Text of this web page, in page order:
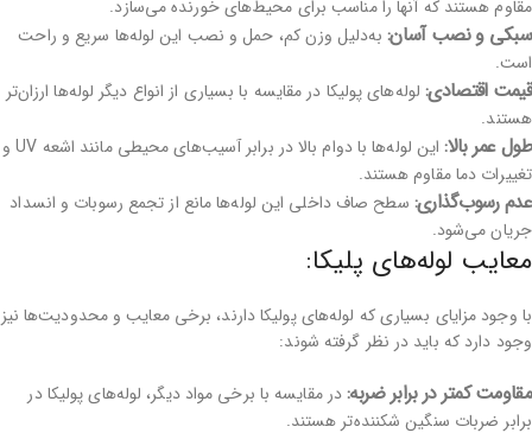
مقاوم هستند که آنها را مناسب برای محیط‌های خورنده می‌سازد.
سبکی و نصب آسان:به‌دلیل وزن کم، حمل و نصب این لوله‌ها سریع و راحت
است.
قیمت اقتصادی:لوله‌های پولیکا در مقایسه با بسیاری از انواع دیگر لوله‌ها ارزان‌تر
هستند.
طول عمر بالا:
این لوله‌ها با دوام بالا در برابر آسیب‌های محیطی مانند اشعه UV و
تغییرات دما مقاوم هستند.
عدم رسوب‌گذاری: سطح صاف داخلی این لوله‌ها مانع از تجمع رسوبات و انسداد
جریان می‌شود.
معایب لوله‌های پلیکا:
با وجود مزایای بسیاری که لوله‌های پولیکا دارند، برخی معایب و محدودیت‌ها نیز
وجود دارد که باید در نظر گرفته شوند:
مقاومت کمتر در برابر ضربه:در مقایسه با برخی مواد دیگر، لوله‌های پولیکا در
برابر ضربات سنگین شکننده‌تر هستند.